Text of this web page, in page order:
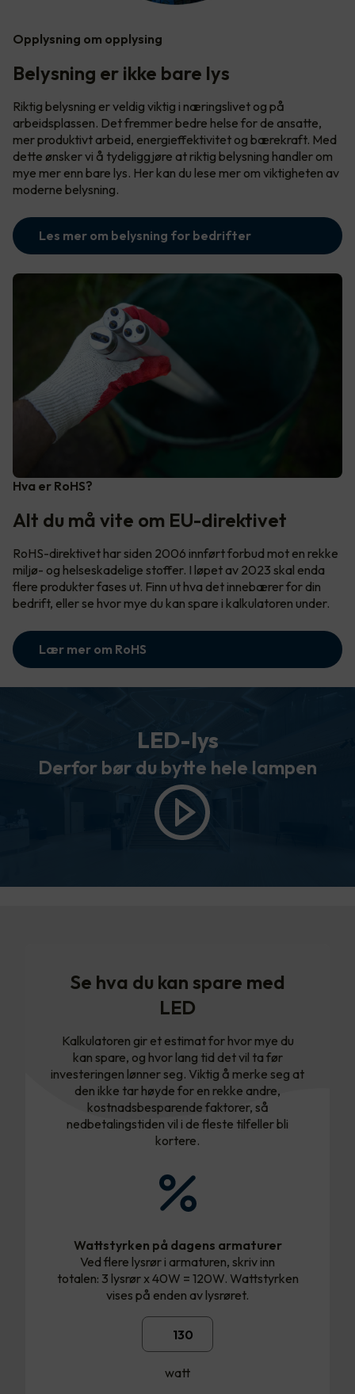
Opplysning om opplysing
Belysning er ikke bare lys
Riktig belysning er veldig viktig i næringslivet og på
arbeidsplassen. Det fremmer bedre helse for de ansatte,
mer produktivt arbeid, energieffektivitet og bærekraft. Med
dette ønsker vi å tydeliggjøre at riktig belysning handler om
mye mer enn bare lys. Her kan du lese mer om viktigheten av
moderne belysning.
Les mer om belysning for bedrifter
Hva er RoHS?
Alt du må vite om EU-direktivet
RoHS-direktivet har siden 2006 innført forbud mot en rekke
miljø- og helseskadelige stoffer. I løpet av 2023 skal enda
flere produkter fases ut. Finn ut hva det innebærer for din
bedrift, eller se hvor mye du kan spare i kalkulatoren under.
Lær mer om RoHS
LED-lys
Derfor bør du bytte hele lampen
Se hva du kan spare med
LED
Kalkulatoren gir et estimat for hvor mye du
kan spare, og hvor lang tid det vil ta før
investeringen lønner seg. Viktig å merke seg at
den ikke tar høyde for en rekke andre,
kostnadsbesparende faktorer, så
nedbetalingstiden vil i de fleste tilfeller bli
kortere.
Wattstyrken på dagens armaturer
Ved flere lysrør i armaturen, skriv inn
totalen: 3 lysrør x 40W = 120W. Wattstyrken
vises på enden av lysrøret.
watt